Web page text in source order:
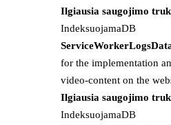
Ilgiausia saugojimo
IndeksuojamaDB
for the implementation
video-content on the
Ilgiausia saugojimo
IndeksuojamaDB